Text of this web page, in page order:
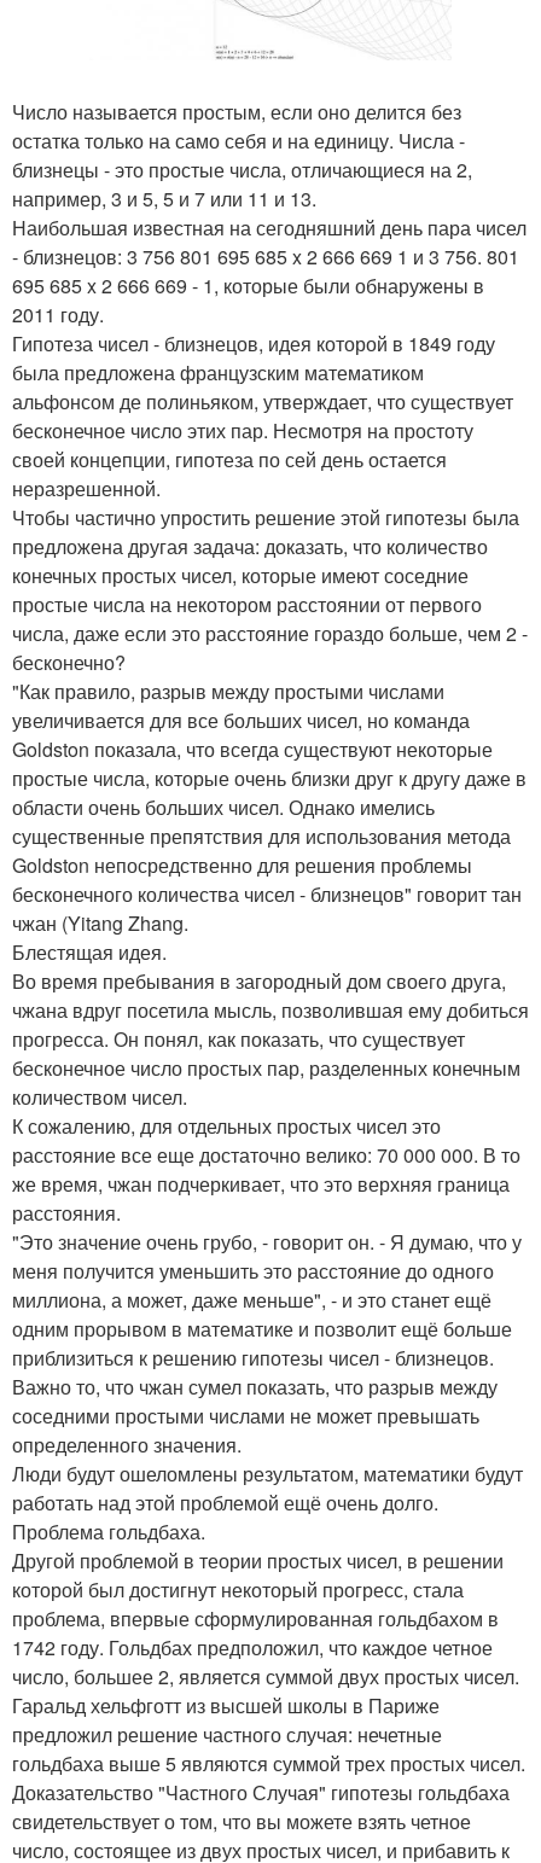
Число называется простым, если оно делится без
остатка только на само себя и на единицу. Числа -
близнецы - это простые числа, отличающиеся на 2,
например, 3 и 5, 5 и 7 или 11 и 13.
Наибольшая известная на сегодняшний день пара чисел
- близнецов: 3 756 801 695 685 x 2 666 669 1 и 3 756. 801
695 685 x 2 666 669 - 1, которые были обнаружены в
2011 году.
Гипотеза чисел - близнецов, идея которой в 1849 году
была предложена французским математиком
альфонсом де полиньяком, утверждает, что существует
бесконечное число этих пар. Несмотря на простоту
своей концепции, гипотеза по сей день остается
неразрешенной.
Чтобы частично упростить решение этой гипотезы была
предложена другая задача: доказать, что количество
конечных простых чисел, которые имеют соседние
простые числа на некотором расстоянии от первого
числа, даже если это расстояние гораздо больше, чем 2 -
бесконечно?
"Как правило, разрыв между простыми числами
увеличивается для все больших чисел, но команда
Goldston показала, что всегда существуют некоторые
простые числа, которые очень близки друг к другу даже в
области очень больших чисел. Однако имелись
существенные препятствия для использования метода
Goldston непосредственно для решения проблемы
бесконечного количества чисел - близнецов" говорит тан
чжан (Yitang Zhang.
Блестящая идея.
Во время пребывания в загородный дом своего друга,
чжана вдруг посетила мысль, позволившая ему добиться
прогресса. Он понял, как показать, что существует
бесконечное число простых пар, разделенных конечным
количеством чисел.
К сожалению, для отдельных простых чисел это
расстояние все еще достаточно велико: 70 000 000. В то
же время, чжан подчеркивает, что это верхняя граница
расстояния.
"Это значение очень грубо, - говорит он. - Я думаю, что у
меня получится уменьшить это расстояние до одного
миллиона, а может, даже меньше", - и это станет ещё
одним прорывом в математике и позволит ещё больше
приблизиться к решению гипотезы чисел - близнецов.
Важно то, что чжан сумел показать, что разрыв между
соседними простыми числами не может превышать
определенного значения.
Люди будут ошеломлены результатом, математики будут
работать над этой проблемой ещё очень долго.
Проблема гольдбаха.
Другой проблемой в теории простых чисел, в решении
которой был достигнут некоторый прогресс, стала
проблема, впервые сформулированная гольдбахом в
1742 году. Гольдбах предположил, что каждое четное
число, большее 2, является суммой двух простых чисел.
Гаральд хельфготт из высшей школы в Париже
предложил решение частного случая: нечетные
гольдбаха выше 5 являются суммой трех простых чисел.
Доказательство "Частного Случая" гипотезы гольдбаха
свидетельствует о том, что вы можете взять четное
число, состоящее из двух простых чисел, и прибавить к